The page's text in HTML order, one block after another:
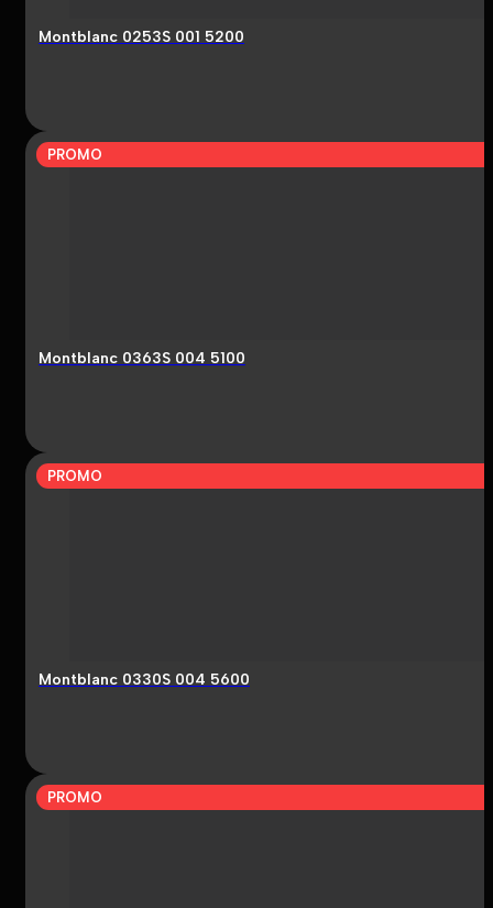
Montblanc 0253S 001 5200
PROMO
Montblanc 0363S 004 5100
PROMO
Montblanc 0330S 004 5600
PROMO